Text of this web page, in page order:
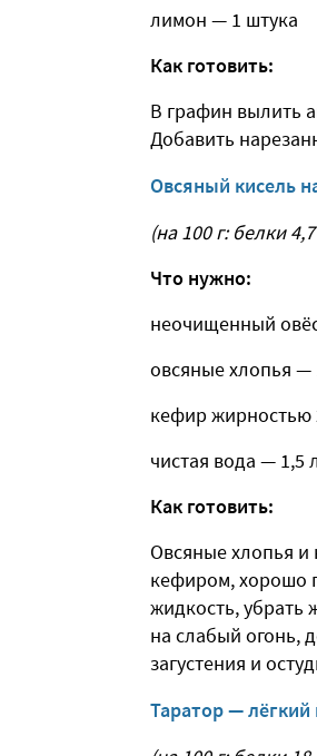
лимон — 1 штука
Как готовить:
В графин вылить
Добавить
Овсяный кисель
(на 100 г: белки
Что нужно:
неочищенный
овсяные хлопья —
кефир жирностью
чистая вода — 1,5 л
Как готовить:
Овсяные хлопья и
кефиром, хорошо
жидкость, убрать
на слабый огонь,
загустения и
Таратор — лёгкий